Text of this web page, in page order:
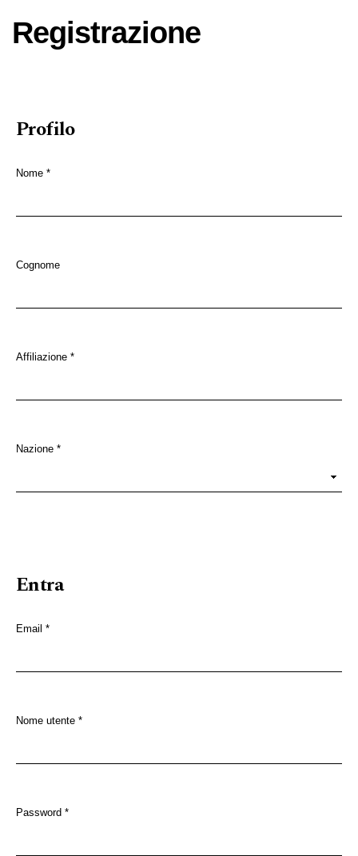
Registrazione
Profilo
Nome *
Cognome
Affiliazione *
Nazione *
Entra
Email *
Nome utente *
Password *